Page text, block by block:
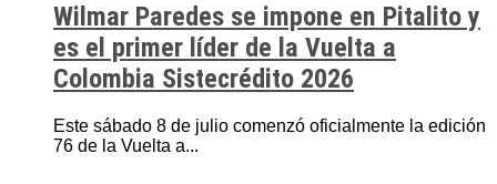
Wilmar Paredes se impone en Pitalito y
es el primer líder de la Vuelta a
Colombia Sistecrédito 2026
Este sábado 8 de julio comenzó oficialmente la edición
76 de la Vuelta a...